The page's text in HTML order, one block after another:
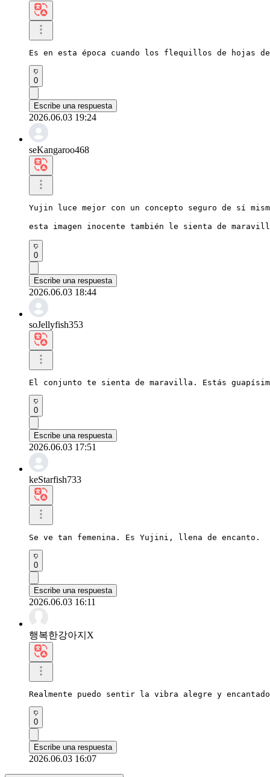
Es en esta época cuando los flequillos de hojas
0
Escribe una respuesta
2026.06.03 19:24
seKangaroo468
Yujin luce mejor con un concepto seguro de sí
esta imagen inocente también le sienta de
0
Escribe una respuesta
2026.06.03 18:44
soJellyfish353
El conjunto te sienta de maravilla. Estás
0
Escribe una respuesta
2026.06.03 17:51
keStarfish733
Se ve tan femenina. Es Yujini, llena de encanto.
0
Escribe una respuesta
2026.06.03 16:11
행복한강아지X
Realmente puedo sentir la vibra alegre y
0
Escribe una respuesta
2026.06.03 16:07